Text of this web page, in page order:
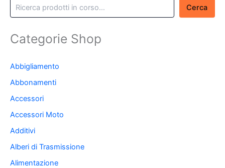
Cerca
Categorie Shop
Abbigliamento
Abbonamenti
Accessori
Accessori Moto
Additivi
Alberi di Trasmissione
Alimentazione